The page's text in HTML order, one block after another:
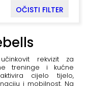
OČISTI FILTER
rekvizit za
treninge i kućne
cijelo tijelo,
i mobilnost. Na